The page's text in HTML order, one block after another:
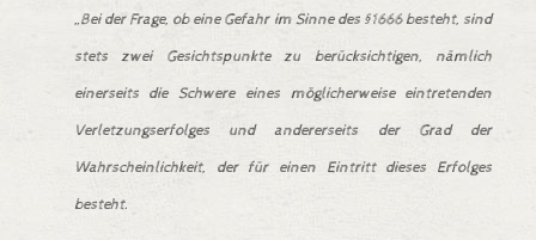
„Bei der Frage, ob eine Gefahr im Sinne des §1666 besteht, sind
stets zwei Gesichtspunkte zu berücksichtigen, nämlich
einerseits die Schwere eines möglicherweise eintretenden
Verletzungserfolges und andererseits der Grad der
Wahrscheinlichkeit, der für einen Eintritt dieses Erfolges
besteht.